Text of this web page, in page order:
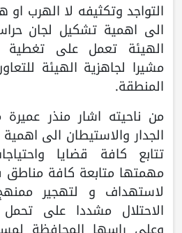
التواجد وتكثيفه لا الهرب او
الى اهمية تشكيل لجان
الهيئة تعمل على تغطية
مشيرا لجاهزية الهيئة
المنطقة.
من ناحيته اشار منذر
الجدار والاستيطان الى
تتابع كافة قضايا
مهمتها متابعة كافة
لاستهداف و لتهجير
الاحتلال مشددا على